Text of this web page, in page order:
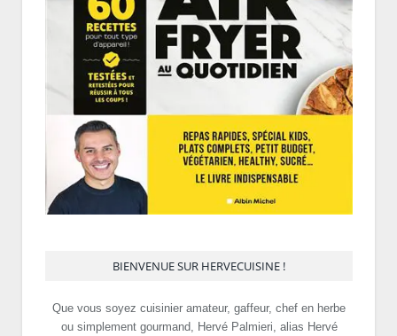
BIENVENUE SUR HERVECUISINE !
Que vous soyez cuisinier amateur, gaffeur, chef en herbe
ou simplement gourmand, Hervé Palmieri, alias Hervé